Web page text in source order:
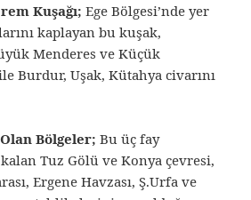
Kuşağı;Ege Bölgesi’nde yer
kaplayan bu kuşak,
Menderes ve Küçük
Burdur, Uşak, Kütahya civarını
Bölgeler;Bu üç fay
kalan Tuz Gölü ve Konya çevresi,
Ergene Havzası, Ş.Urfa ve